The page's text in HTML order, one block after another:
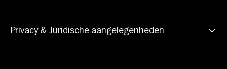
Privacy & Juridische aangelegenheden